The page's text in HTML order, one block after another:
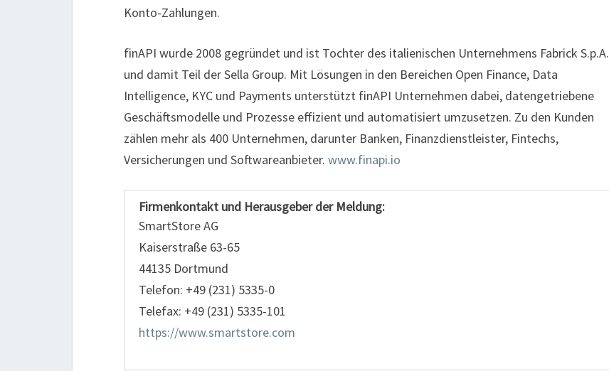
Konto-Zahlungen.
finAPI wurde 2008 gegründet und ist Tochter des italienischen Unternehmens Fabrick S.p.A.
und damit Teil der Sella Group. Mit Lösungen in den Bereichen Open Finance, Data
Intelligence, KYC und Payments unterstützt finAPI Unternehmen dabei, datengetriebene
Geschäftsmodelle und Prozesse effizient und automatisiert umzusetzen. Zu den Kunden
zählen mehr als 400 Unternehmen, darunter Banken, Finanzdienstleister, Fintechs,
Versicherungen und Softwareanbieter. www.finapi.io
Firmenkontakt und Herausgeber der Meldung:
SmartStore AG
Kaiserstraße 63-65
44135 Dortmund
Telefon: +49 (231) 5335-0
Telefax: +49 (231) 5335-101
https://www.smartstore.com